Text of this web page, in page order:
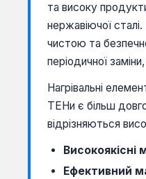
та високу
нержавіючої
чистою та
періодичної
Нагрівальні
ТЕНи є більш
відрізняються
Високоякісні
Ефективний